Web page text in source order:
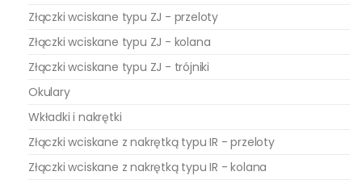
Złączki wciskane typu ZJ - przeloty
Złączki wciskane typu ZJ - kolana
Złączki wciskane typu ZJ - trójniki
Okulary
Wkładki i nakrętki
Złączki wciskane z nakrętką typu IR - przeloty
Złączki wciskane z nakrętką typu IR - kolana